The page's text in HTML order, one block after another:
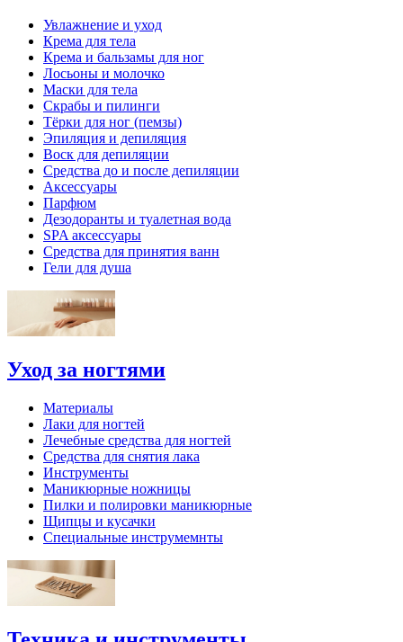
Увлажнение и уход
Крема для тела
Крема и бальзамы для ног
Лосьоны и молочко
Маски для тела
Скрабы и пилинги
Тёрки для ног (пемзы)
Эпиляция и депиляция
Воск для депиляции
Средства до и после депиляции
Аксессуары
Парфюм
Дезодоранты и туалетная вода
SPA аксессуары
Средства для принятия ванн
Гели для душа
Уход за ногтями
Материалы
Лаки для ногтей
Лечебные средства для ногтей
Средства для снятия лака
Инструменты
Маникюрные ножницы
Пилки и полировки маникюрные
Щипцы и кусачки
Специальные инструмемнты